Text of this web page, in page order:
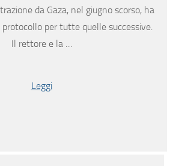
da Gaza, nel giugno scorso, ha
per tutte quelle successive.
Il rettore e la …
Leggi